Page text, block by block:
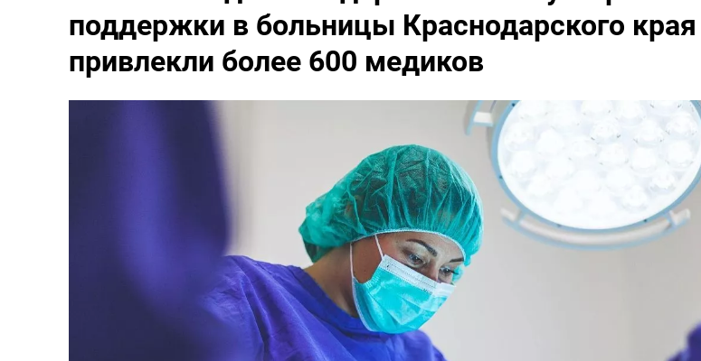
поддержки в больницы Краснодарского края
привлекли более 600 медиков